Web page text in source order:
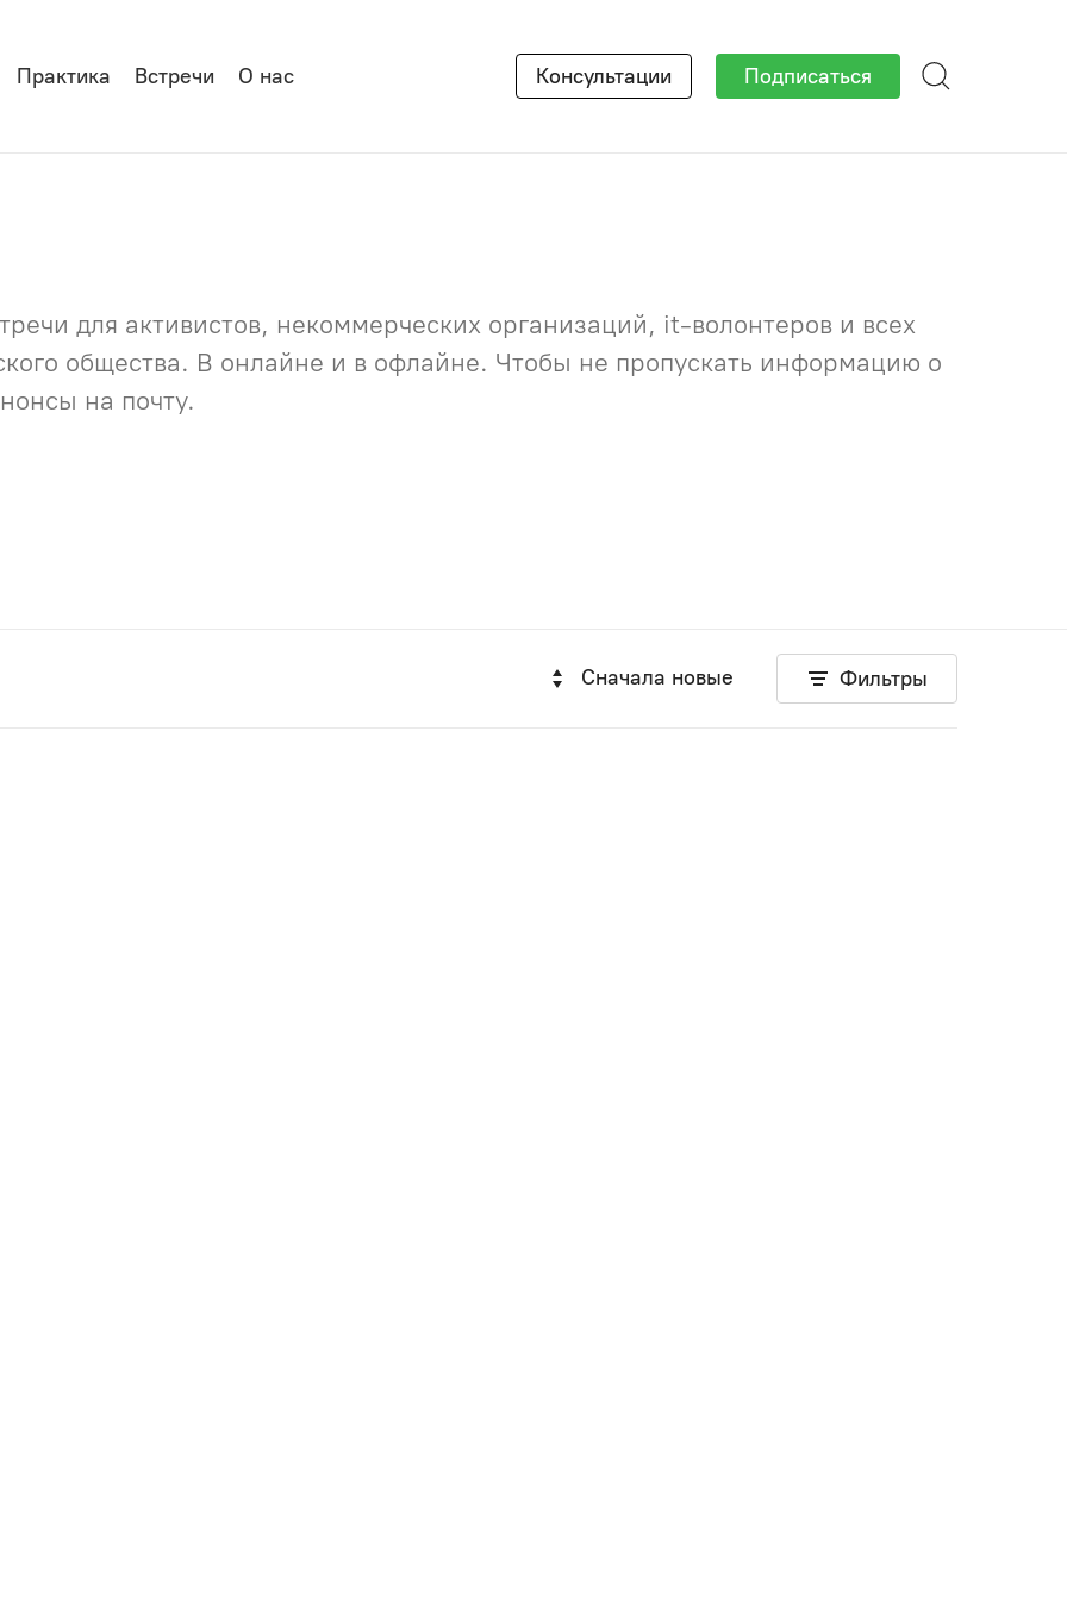
Практика Встречи О нас Консультации Подписаться
для активистов, некоммерческих организаций, it-волонтеров и всех
общества. В онлайне и в офлайне. Чтобы не пропускать информацию о
на почту.
Сначала новые Фильтры